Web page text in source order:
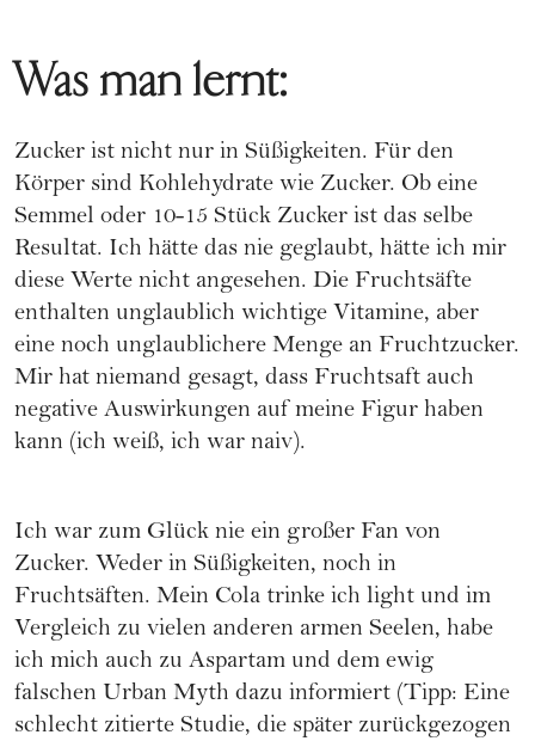
Was man lernt:
Zucker ist nicht nur in Süßigkeiten. Für den
Körper sind Kohlehydrate wie Zucker. Ob eine
Semmel oder 10-15 Stück Zucker ist das selbe
Resultat. Ich hätte das nie geglaubt, hätte ich mir
diese Werte nicht angesehen. Die Fruchtsäfte
enthalten unglaublich wichtige Vitamine, aber
eine noch unglaublichere Menge an Fruchtzucker.
Mir hat niemand gesagt, dass Fruchtsaft auch
negative Auswirkungen auf meine Figur haben
kann (ich weiß, ich war naiv).
Ich war zum Glück nie ein großer Fan von
Zucker. Weder in Süßigkeiten, noch in
Fruchtsäften. Mein Cola trinke ich light und im
Vergleich zu vielen anderen armen Seelen, habe
ich mich auch zu Aspartam und dem ewig
falschen Urban Myth dazu informiert (Tipp: Eine
schlecht zitierte Studie, die später zurückgezogen